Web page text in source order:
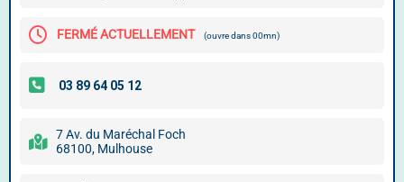
FERMÉ ACTUELLEMENT (ouvre dans 00mn)
7 Av. du Maréchal Foch
68100, Mulhouse